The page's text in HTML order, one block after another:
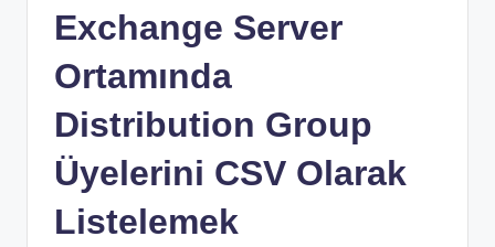
Exchange Server
Ortamında
Distribution Group
Üyelerini CSV Olarak
Listelemek